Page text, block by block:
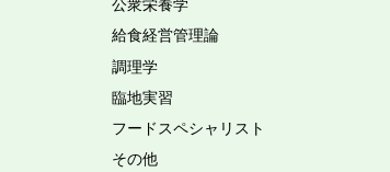
給食経営管理論
調理学
臨地実習
フードスペシャリスト
その他